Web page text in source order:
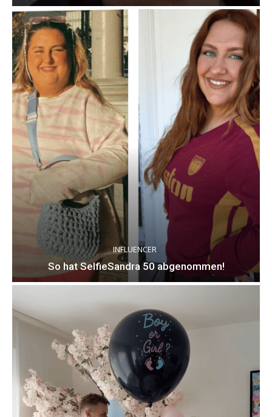
INFLUENCER
So hat SelfieSandra 50 abgenommen!